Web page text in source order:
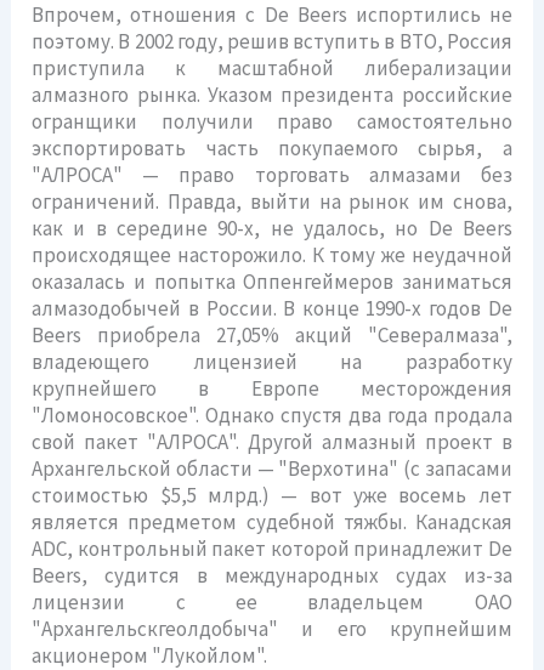
Впрочем, отношения с De Beers испортились не
поэтому. В 2002 году, решив вступить в ВТО, Россия
приступила к масштабной либерализации
алмазного рынка. Указом президента российские
огранщики получили право самостоятельно
экспортировать часть покупаемого сырья, а
"АЛРОСА" — право торговать алмазами без
ограничений. Правда, выйти на рынок им снова,
как и в середине 90-х, не удалось, но De Beers
происходящее насторожило. К тому же неудачной
оказалась и попытка Оппенгеймеров заниматься
алмазодобычей в России. В конце 1990-х годов De
Beers приобрела 27,05% акций "Севералмаза",
владеющего лицензией на разработку
крупнейшего в Европе месторождения
"Ломоносовское". Однако спустя два года продала
свой пакет "АЛРОСА". Другой алмазный проект в
Архангельской области — "Верхотина" (с запасами
стоимостью $5,5 млрд.) — вот уже восемь лет
является предметом судебной тяжбы. Канадская
ADC, контрольный пакет которой принадлежит De
Beers, судится в международных судах из-за
лицензии с ее владельцем ОАО
"Архангельскгеолдобыча" и его крупнейшим
акционером "Лукойлом".